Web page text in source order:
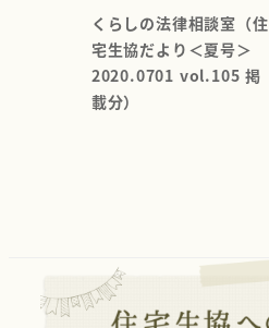
くらしの法律相談室（住
宅生協だより＜夏号＞
2020.0701 vol.105 掲
載分）